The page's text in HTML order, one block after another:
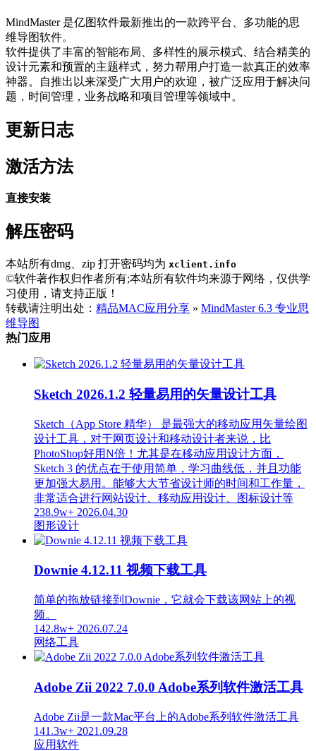
MindMaster 是亿图软件最新推出的一款跨平台、多功能的思
维导图软件。
软件提供了丰富的智能布局、多样性的展示模式、结合精美的
设计元素和预置的主题样式，努力帮用户打造一款真正的效率
神器。自推出以来深受广大用户的欢迎，被广泛应用于解决问
题，时间管理，业务战略和项目管理等领域中。
更新日志
激活方法
直接安装
解压密码
本站所有dmg、zip 打开密码均为 xclient.info
©软件著作权归作者所有;本站所有软件均来源于网络，仅供学
习使用，请支持正版！
转载请注明出处： 精品MAC应用分享 » MindMaster 6.3 专业思
维导图
热门应用
Sketch 2026.1.2 轻量易用的矢量设计工具
Sketch（App Store 精华） 是最强大的移动应用矢量绘图
设计工具，对于网页设计和移动设计者来说，比
PhotoShop好用N倍！尤其是在移动应用设计方面，
Sketch 3 的优点在于使用简单，学习曲线低，并且功能
更加强大易用。能够大大节省设计师的时间和工作量，
非常适合进行网站设计、移动应用设计、图标设计等
238.9w+ 2026.04.30
图形设计
Downie 4.12.11 视频下载工具
简单的拖放链接到Downie，它就会下载该网站上的视
频。
142.8w+ 2026.07.24
网络工具
Adobe Zii 2022 7.0.0 Adobe系列软件激活工具
Adobe Zii是一款Mac平台上的Adobe系列软件激活工具
141.3w+ 2021.09.28
应用软件